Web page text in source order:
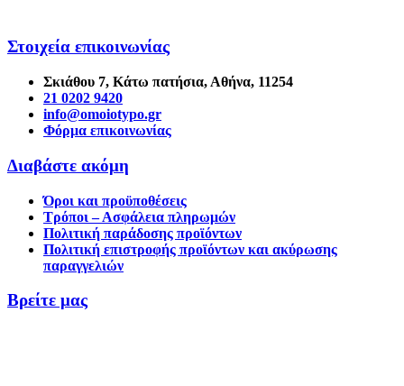
Στοιχεία επικοινωνίας
Σκιάθου 7, Κάτω πατήσια, Αθήνα, 11254
21 0202 9420
info@omoiotypo.gr
Φόρμα επικοινωνίας
Διαβάστε ακόμη
Όροι και προϋποθέσεις
Τρόποι – Ασφάλεια πληρωμών
Πολιτική παράδοσης προϊόντων
Πολιτική επιστροφής προϊόντων και ακύρωσης
παραγγελιών
Βρείτε μας